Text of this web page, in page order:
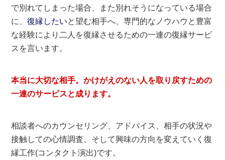
で別れてしまった場合、また別れそうになっている場合
に、復縁したいと望む相手へ、専門的なノウハウと豊富
な経験により二人を復縁させるための一連の復縁サービ
スを言います。
本当に大切な相手。かけがえのない人を取り戻すための
一連のサービスと成ります。
相談者へのカウンセリング、アドバイス、相手の状況や
接触しての心情調査、そして興味の方向を変えていく復
縁工作(コンタクト演出)です。